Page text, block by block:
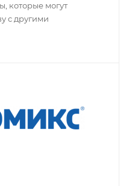
которые могут
с другими